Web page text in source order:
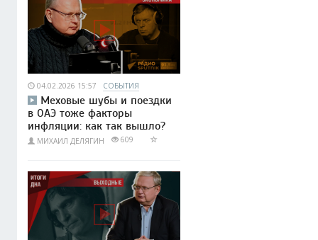
04.02.2026 15:57 СОБЫТИЯ
Меховые шубы и поездки
в ОАЭ тоже факторы
инфляции: как так вышло?
МИХАИЛ ДЕЛЯГИН 609